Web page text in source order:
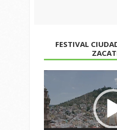
FESTIVAL
de
vídeo